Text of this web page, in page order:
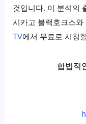
것입니다. 이 분석의
시카고 블랙호크스와
TV에서 무료로 시청
합법적